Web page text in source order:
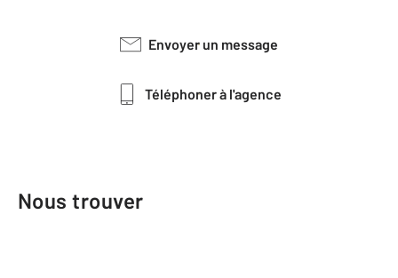
Envoyer un message
Téléphoner à l'agence
Nous trouver